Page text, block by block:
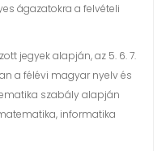
ágazatokra a felvételi
jegyek alapján, az 5. 6. 7.
a félévi magyar nyelv és
szabály alapján
informatika